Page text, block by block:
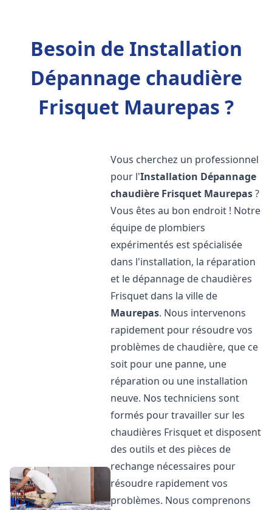
Besoin de Installation
Dépannage chaudière
Frisquet Maurepas ?
Vous cherchez un professionnel
pour l'Installation Dépannage
chaudière Frisquet Maurepas?
Vous êtes au bon endroit ! Notre
équipe de plombiers
expérimentés est spécialisée
dans l'installation, la réparation
et le dépannage de chaudières
Frisquet dans la ville de
Maurepas. Nous intervenons
rapidement pour résoudre vos
problèmes de chaudière, que ce
soit pour une panne, une
réparation ou une installation
neuve. Nos techniciens sont
formés pour travailler sur les
chaudières Frisquet et disposent
des outils et des pièces de
rechange nécessaires pour
résoudre rapidement vos
problèmes. Nous comprenons